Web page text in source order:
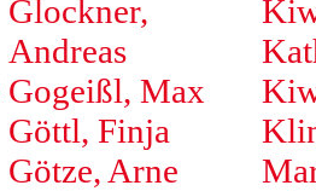
Glockner,
Andreas
Gogeißl, Max
Göttl, Finja
Götze, Arne